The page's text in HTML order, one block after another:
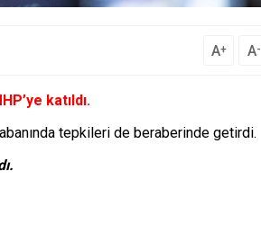
A+ A-
katıldı.
tepkileri de beraberinde getirdi.